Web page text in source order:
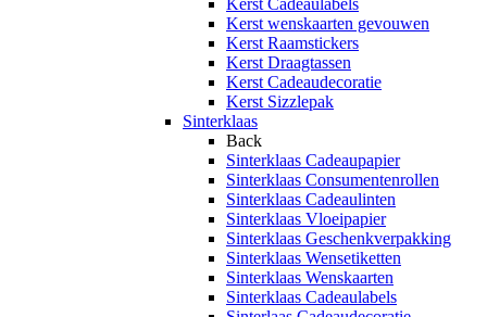
Kerst Cadeaulabels
Kerst wenskaarten gevouwen
Kerst Raamstickers
Kerst Draagtassen
Kerst Cadeaudecoratie
Kerst Sizzlepak
Sinterklaas
Back
Sinterklaas Cadeaupapier
Sinterklaas Consumentenrollen
Sinterklaas Cadeaulinten
Sinterklaas Vloeipapier
Sinterklaas Geschenkverpakking
Sinterklaas Wensetiketten
Sinterklaas Wenskaarten
Sinterklaas Cadeaulabels